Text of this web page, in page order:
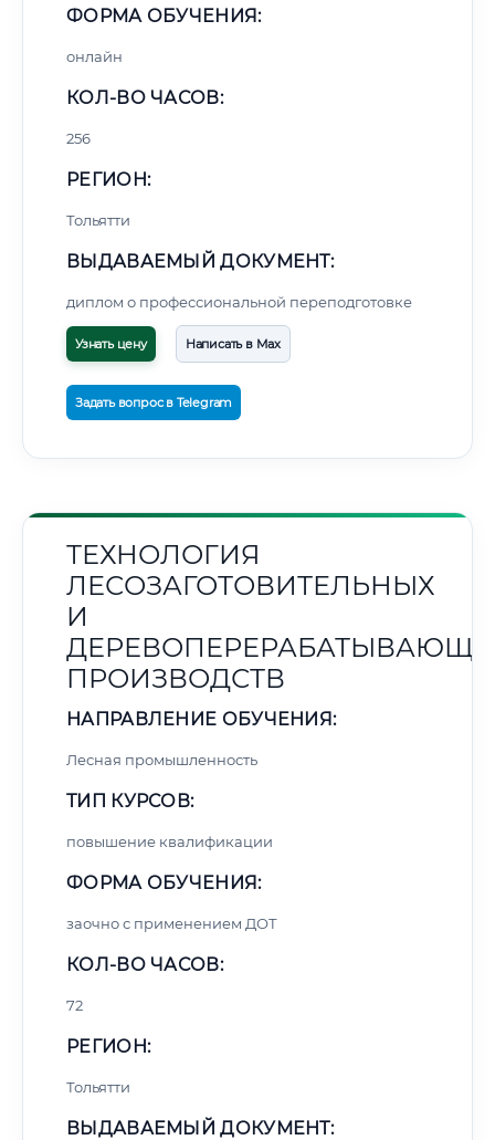
ФОРМА ОБУЧЕНИЯ:
онлайн
КОЛ-ВО ЧАСОВ:
256
РЕГИОН:
Тольятти
ВЫДАВАЕМЫЙ ДОКУМЕНТ:
диплом о профессиональной переподготовке
Узнать цену Написать в Max
Задать вопрос в Telegram
ТЕХНОЛОГИЯ
ЛЕСОЗАГОТОВИТЕЛЬНЫХ
И
ПРОИЗВОДСТВ
НАПРАВЛЕНИЕ ОБУЧЕНИЯ:
Лесная промышленность
ТИП КУРСОВ:
повышение квалификации
ФОРМА ОБУЧЕНИЯ:
заочно с применением ДОТ
КОЛ-ВО ЧАСОВ:
72
РЕГИОН:
Тольятти
ВЫДАВАЕМЫЙ ДОКУМЕНТ: